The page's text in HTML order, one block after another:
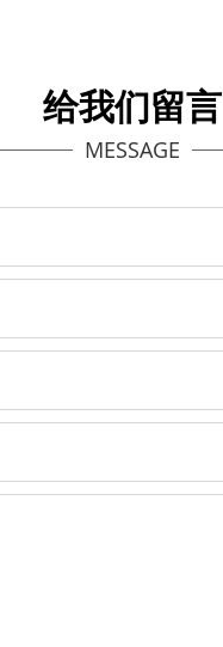
给我们留言
MESSAGE